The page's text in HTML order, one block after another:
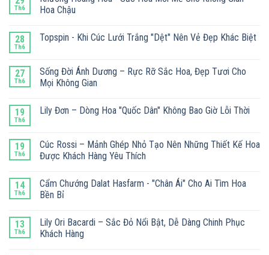
Th6
Hoa Chậu
28
Th6
Topspin - Khi Cúc Lưới Trắng "Dệt" Nên Vẻ Đẹp Khác Biệt
27
Th6
Sống Đời Ánh Dương – Rực Rỡ Sắc Hoa, Đẹp Tươi Cho
Mọi Không Gian
19
Th6
Lily Đơn – Dòng Hoa "Quốc Dân" Không Bao Giờ Lỗi Thời
19
Th6
Cúc Rossi – Mảnh Ghép Nhỏ Tạo Nên Những Thiết Kế Hoa
Được Khách Hàng Yêu Thích
14
Th6
Cẩm Chướng Dalat Hasfarm - "Chân Ái" Cho Ai Tìm Hoa
Bền Bỉ
13
Th6
Lily Ori Bacardi – Sắc Đỏ Nổi Bật, Dễ Dàng Chinh Phục
Khách Hàng